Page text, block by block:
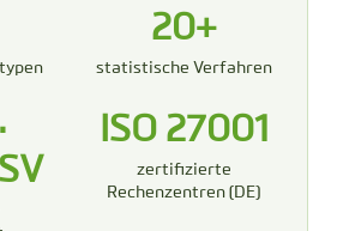
20+
statistische Verfahren
ISO 27001
zertifizierte
Rechenzentren (DE)